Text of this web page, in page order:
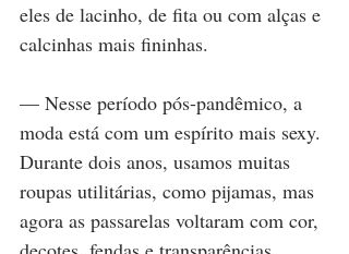
eles de lacinho, de fita ou com alças e
calcinhas mais fininhas.
— Nesse período pós-pandêmico, a
moda está com um espírito mais sexy.
Durante dois anos, usamos muitas
roupas utilitárias, como pijamas, mas
agora as passarelas voltaram com cor,